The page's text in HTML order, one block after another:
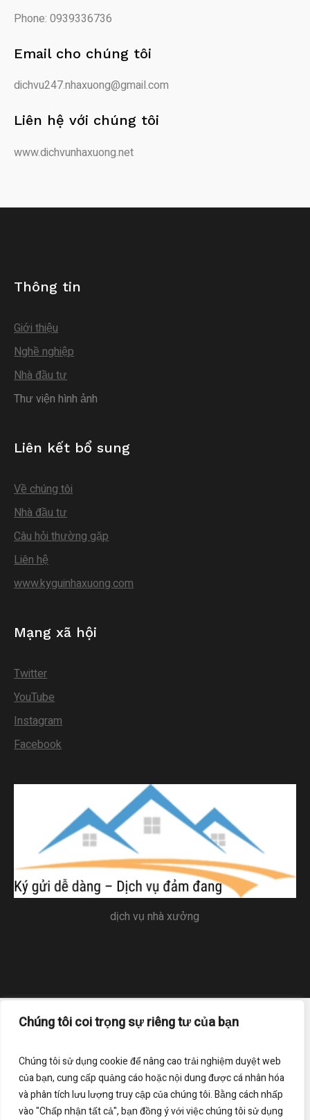
Chúng tôi coi trọng sự riêng tư của bạn
Chúng tôi sử dụng cookie để nâng cao trải nghiệm duyệt web
của bạn, cung cấp quảng cáo hoặc nội dung được cá nhân hóa
và phân tích lưu lượng truy cập của chúng tôi. Bằng cách nhấp
vào "Chấp nhận tất cả", bạn đồng ý với việc chúng tôi sử dụng
Phone: 0939336736
Email cho chúng tôi
dichvu247.nhaxuong@gmail.com
Liên hệ với chúng tôi
www.dichvunhaxuong.net
Thông tin
Giới thiệu
Nghề nghiệp
Nhà đầu tư
Thư viện hình ảnh
Liên kết bổ sung
Về chúng tôi
Nhà đầu tư
Câu hỏi thường gặp
Liên hệ
www.kyguinhaxuong.com
Mạng xã hội
Twitter
YouTube
Instagram
Facebook
dịch vụ nhà xưởng
Trang chủ Liên hệ
Điều khoản sử dụng
Đăng ký nhận bản tin của chúng tôi